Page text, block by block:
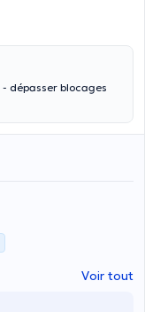
dépasser blocages
Voir tout